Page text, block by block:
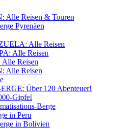
Alle Reisen & Touren
Pyrenäen
Alle Reisen
Alle Reisen
Reisen
Reisen
Über 120 Abenteuer!
Gipfel
Berge
in Peru
in Bolivien